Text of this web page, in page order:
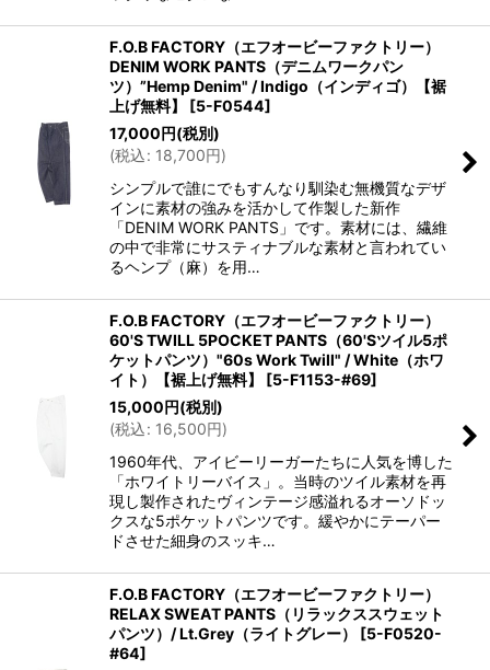
F.O.B FACTORY（エフオービーファクトリー）
DENIM WORK PANTS（デニムワークパン
ツ）”Hemp Denim" / Indigo（インディゴ）【裾
上げ無料】
[5-F0544]
17,000円(税別)
(税込: 18,700円)
シンプルで誰にでもすんなり馴染む無機質なデザ
インに素材の強みを活かして作製した新作
「DENIM WORK PANTS」です。素材には、繊維
の中で非常にサスティナブルな素材と言われてい
るヘンプ（麻）を用…
F.O.B FACTORY（エフオービーファクトリー）
60'S TWILL 5POCKET PANTS（60'Sツイル5ポ
ケットパンツ）"60s Work Twill" / White（ホワ
イト）【裾上げ無料】
[5-F1153-#69]
15,000円(税別)
(税込: 16,500円)
1960年代、アイビーリーガーたちに人気を博した
「ホワイトリーバイス」。当時のツイル素材を再
現し製作されたヴィンテージ感溢れるオーソドッ
クスな5ポケットパンツです。緩やかにテーパー
ドさせた細身のスッキ…
F.O.B FACTORY（エフオービーファクトリー）
RELAX SWEAT PANTS（リラックススウェット
パンツ）/ Lt.Grey（ライトグレー）
[5-F0520-
#64]